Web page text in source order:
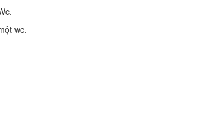
wc.